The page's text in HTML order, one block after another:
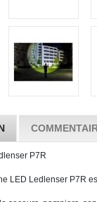
P7R
LED Ledlenser P7R